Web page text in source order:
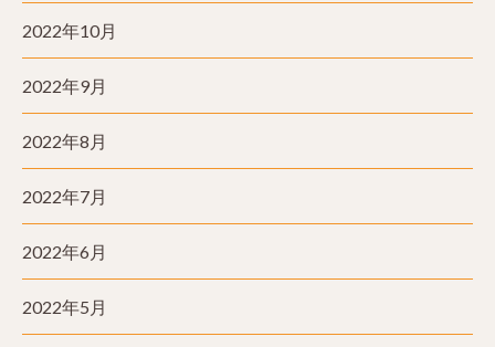
2022年10月
2022年9月
2022年8月
2022年7月
2022年6月
2022年5月